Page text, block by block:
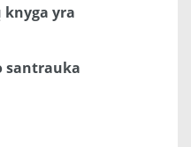
yra
santrauka